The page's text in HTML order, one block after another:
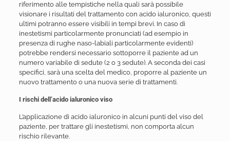
riferimento alle tempistiche nella quali sarà possibile
visionare i risultati del trattamento con acido ialuronico, questi
ultimi potranno essere visibili in tempi brevi. In caso di
inestetismi particolarmente pronunciati (ad esempio in
presenza di rughe naso-labiali particolarmente evidenti)
potrebbe rendersi necessario sottoporre il paziente ad un
numero variabile di sedute (2 o 3 sedute). A seconda dei casi
specifici, sarà una scelta del medico, proporre al paziente un
nuovo trattamento o una nuova serie di trattamenti.
I rischi dell’acido ialuronico viso
L’applicazione di acido ialuronico in alcuni punti del viso del
paziente, per trattare gli inestetismi, non comporta alcun
rischio rilevante.